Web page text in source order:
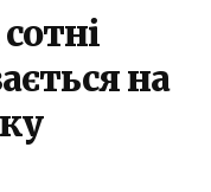
на